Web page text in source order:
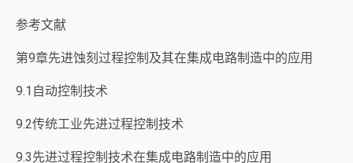
参考文献
第9章先进蚀刻过程控制及其在集成电路制造中的应用
9.1自动控制技术
9.2传统工业先进过程控制技术
9.3先进过程控制技术在集成电路制造中的应用